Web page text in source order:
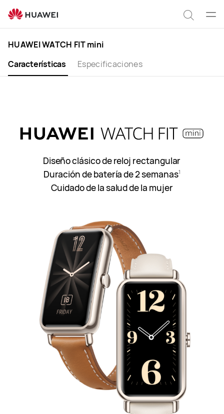
HUAWEI
WATCH
FIT
mini
Abrir
HUAWEI WATCH FIT mini
Características
Especificaciones
Diseño clásico de reloj rectangular
Duración de batería de 2 semanas1
Cuidado de la salud de la mujer